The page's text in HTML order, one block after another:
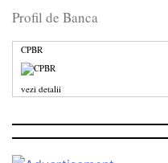
Profil de Banca
CPBR
vezi detalii